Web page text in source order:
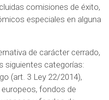
comisiones de éxito,
especiales en alguna
de carácter cerrado,
siguientes categorías:
(art. 3 Ley 22/2014),
fondos de